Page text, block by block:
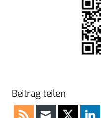
Beitrag teilen